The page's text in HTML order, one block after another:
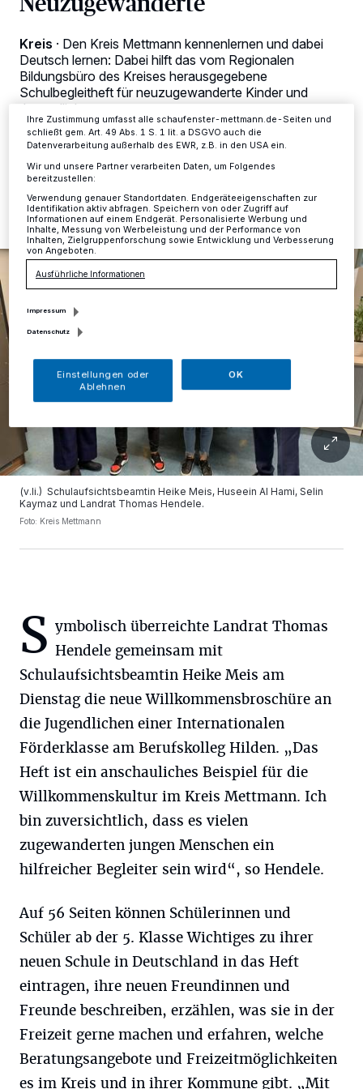
Kreis · Den Kreis Mettmann kennenlernen und dabei
Deutsch lernen: Dabei hilft das vom Regionalen
Bildungsbüro des Kreises herausgegebene
Schulbegleitheft für neuzugewanderte Kinder und
Jugendliche.
01.12.2021 , 06:58 Uhr
(v.li.) Schulaufsichtsbeamtin Heike Meis, Huseein Al Hami, Selin
Kaymaz und Landrat Thomas Hendele.
Foto: Kreis Mettmann
S ymbolisch überreichte Landrat Thomas
Hendele gemeinsam mit
Schulaufsichtsbeamtin Heike Meis am
Dienstag die neue Willkommensbroschüre an
die Jugendlichen einer Internationalen
Förderklasse am Berufskolleg Hilden. „Das
Heft ist ein anschauliches Beispiel für die
Willkommenskultur im Kreis Mettmann. Ich
bin zuversichtlich, dass es vielen
zugewanderten jungen Menschen ein
hilfreicher Begleiter sein wird“, so Hendele.
Auf 56 Seiten können Schülerinnen und
Schüler ab der 5. Klasse Wichtiges zu ihrer
neuen Schule in Deutschland in das Heft
eintragen, ihre neuen Freundinnen und
Freunde beschreiben, erzählen, was sie in der
Freizeit gerne machen und erfahren, welche
Beratungsangebote und Freizeitmöglichkeiten
es im Kreis und in ihrer Kommune gibt. „Mit
verarbeiten Daten, um Ihnen Dienste bereitzustellen“ aufgeführten
dieses Menü jederzeit wieder aufrufen, um Ihre Einstellungen zu
ändern oder Ihre Einwilligung zu widerrufen, indem Sie auf den Link
Einstellungen oder Ablehnen am unteren Rand der Webseite klicken.
Ihre Einstellungen gelten innerhalb unseres Website. Weitere
Informationen finden Sie in unserer Datenschutzerklärung.
Ihre Zustimmung umfasst alle schaufenster-mettmann.de-Seiten und
schließt gem. Art. 49 Abs. 1 S. 1 lit. a DSGVO auch die
Datenverarbeitung außerhalb des EWR, z.B. in den USA ein.
Wir und unsere Partner verarbeiten Daten, um Folgendes
bereitzustellen:
Verwendung genauer Standortdaten. Endgeräteeigenschaften zur
Identifikation aktiv abfragen. Speichern von oder Zugriff auf
Informationen auf einem Endgerät. Personalisierte Werbung und
Inhalte, Messung von Werbeleistung und der Performance von
Inhalten, Zielgruppenforschung sowie Entwicklung und Verbesserung
von Angeboten.
Ausführliche Informationen
Impressum
Datenschutz
Einstellungen oder
Ablehnen
OK